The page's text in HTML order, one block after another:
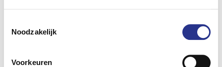
Noodzakelijk
Voorkeuren
plug-in verkoop voor zijn rekening neemt.
Het bericht
De